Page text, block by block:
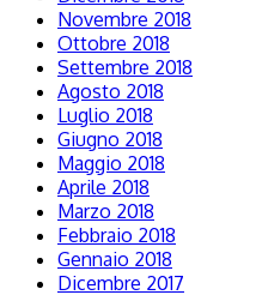
Novembre 2018
Ottobre 2018
Settembre 2018
Agosto 2018
Luglio 2018
Giugno 2018
Maggio 2018
Aprile 2018
Marzo 2018
Febbraio 2018
Gennaio 2018
Dicembre 2017